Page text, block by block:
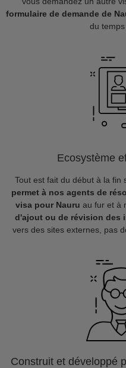
formulaire de demande de
du temps
Ecosystème
Tout est fait du début à la fin
permet à nos agents de
visa pour Nauru au fur et à
d'ajout ou de révision des
vers des sites externes, pas
Construit et développé